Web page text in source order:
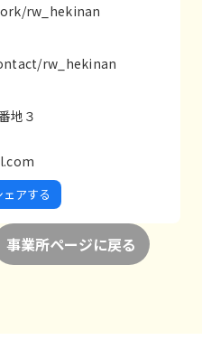
rw_hekinan
rw_hekinan
地３
ェアする
事業所ページに戻る